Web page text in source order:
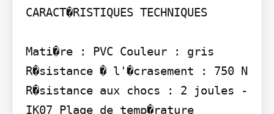
CARACT�RISTIQUES TECHNIQUES
Mati�re : PVC Couleur : gris
R�sistance � l'�crasement : 750 N
R�sistance aux chocs : 2 joules -
IK07 Plage de temp�rature